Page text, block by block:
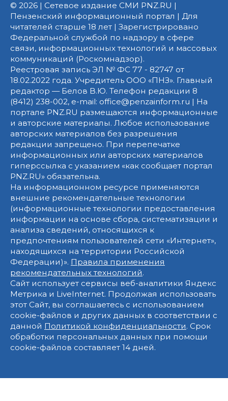
© 2026 | Сетевое издание СМИ PNZ.RU |
Пензенский информационный портал | Для
читателей старше 18 лет | Зарегистрировано
Федеральной службой по надзору в сфере
связи, информационных технологий и массовых
коммуникаций (Роскомнадзор).
Реестровая запись ЭЛ № ФС 77 - 82747 от
18.02.2022 года. Учредитель ООО «ПНЗ». Главный
редактор — Белов В.Ю. Телефон редакции 8
(8412) 238-002, e-mail: office@penzainform.ru | На
портале PNZ.RU размещаются информационные
и авторские материалы. Любое использование
авторских материалов без разрешения
редакции запрещено. При перепечатке
информационных или авторских материалов
гиперссылка с указанием «как сообщает портал
PNZ.RU» обязательна.
На информационном ресурсе применяются
внешние рекомендательные технологии
(информационные технологии предоставления
информации на основе сбора, систематизации и
анализа сведений, относящихся к
предпочтениям пользователей сети «Интернет»,
находящихся на территории Российской
Федерации)». Правила применения
рекомендательных технологий.
Сайт использует сервисы веб-аналитики Яндекс
Метрика и LiveInternet. Продолжая использовать
этот Сайт, вы соглашаетесь с использованием
cookie-файлов и других данных в соответствии с
данной Политикой конфиденциальности. Срок
обработки персональных данных при помощи
cookie-файлов составляет 14 дней.